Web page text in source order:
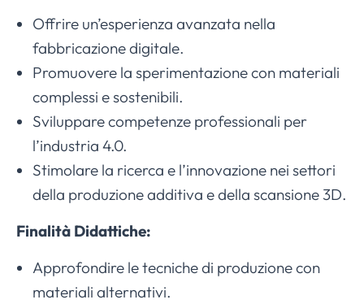
Offrire un’esperienza avanzata nella
fabbricazione digitale.
Promuovere la sperimentazione con materiali
complessi e sostenibili.
Sviluppare competenze professionali per
l’industria 4.0.
Stimolare la ricerca e l’innovazione nei settori
della produzione additiva e della scansione 3D.
Finalità Didattiche:
Approfondire le tecniche di produzione con
materiali alternativi.